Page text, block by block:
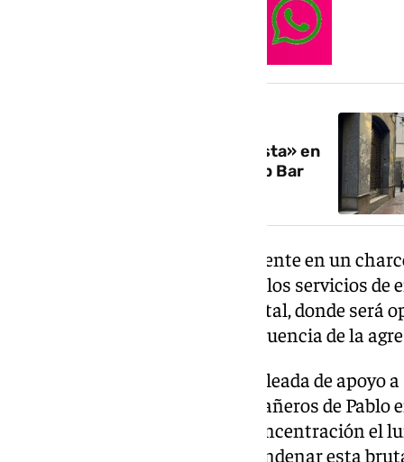
Denuncian una agresión «fascista» en
Granada a un camarero del Loop Bar
Su pareja lo encontró «inconsciente en un
estaba muerto». Ella dio aviso a los servicios
trasladarlo de urgencia al hospital, donde será
pómulo que ha sufrido a consecuencia de la
Estos hechos provocaron una oleada de apoyo
agresiones fascistas. Los compañeros de Pablo
es cocinero, convocaron una concentración el
Nicolás para apoyarle y para condenar esta